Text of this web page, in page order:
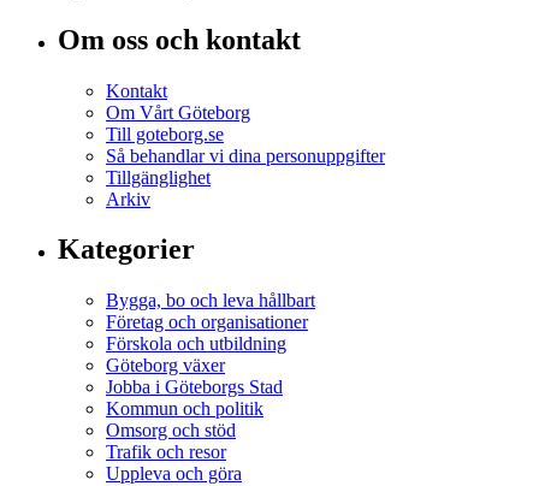
Om oss och kontakt
Kontakt
Om Vårt Göteborg
Till goteborg.se
Så behandlar vi dina personuppgifter
Tillgänglighet
Arkiv
Kategorier
Bygga, bo och leva hållbart
Företag och organisationer
Förskola och utbildning
Göteborg växer
Jobba i Göteborgs Stad
Kommun och politik
Omsorg och stöd
Trafik och resor
Uppleva och göra